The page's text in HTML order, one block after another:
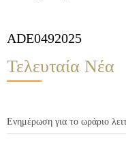
ADE0492025
Τελευταία Νέα
Ενημέρωση για το ωράριο